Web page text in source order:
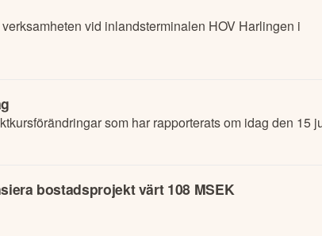
som har rapporterats om idag den 15
bostadsprojekt värt 108 MSEK